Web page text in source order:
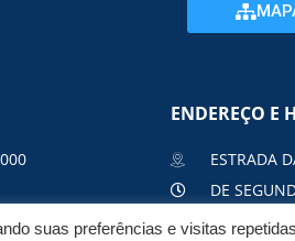
ENDEREÇO E
ESTRADA
DE
suas preferências e visitas